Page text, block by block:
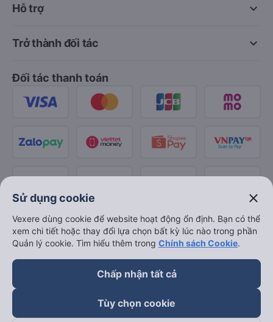
keyboard_arrow_down
Hỗ trợ
keyboard_arrow_down
Trở thành đối tác
Đối tác thanh toán
Sử dụng cookie close
Vexere dùng cookie để website hoạt động ổn định. Bạn có thể
xem chi tiết hoặc thay đổi lựa chọn bất kỳ lúc nào trong phần
Quản lý cookie. Tìm hiểu thêm trong Chính sách Cookie.
Chấp nhận tất cả
Tùy chọn cookie